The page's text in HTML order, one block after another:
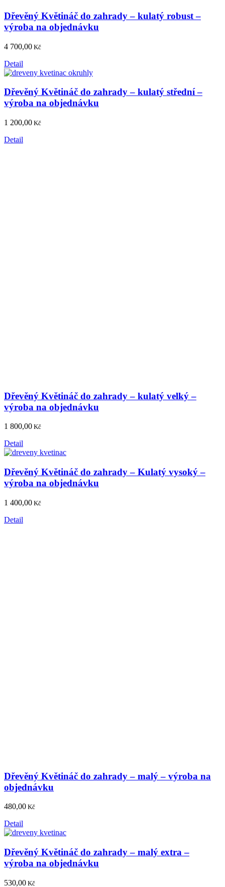
Dřevěný Květináč do zahrady – kulatý robust –
výroba na objednávku
4 700,00 Kč
Detail
Dřevěný Květináč do zahrady – kulatý střední –
výroba na objednávku
1 200,00 Kč
Detail
Dřevěný Květináč do zahrady – kulatý velký –
výroba na objednávku
1 800,00 Kč
Detail
Dřevěný Květináč do zahrady – Kulatý vysoký –
výroba na objednávku
1 400,00 Kč
Detail
Dřevěný Květináč do zahrady – malý – výroba na
objednávku
480,00 Kč
Detail
Dřevěný Květináč do zahrady – malý extra –
výroba na objednávku
530,00 Kč